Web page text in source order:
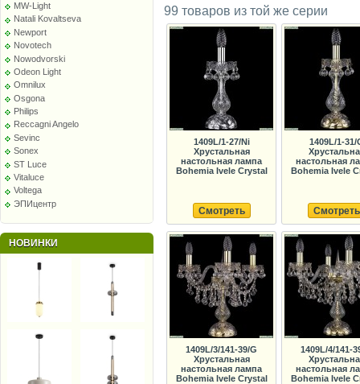
MW-Light
Natali Kovaltseva
Newport
Novotech
Nowodvorski
Odeon Light
Omnilux
Osgona
Philips
Reccagni Angelo
Sevinc
Sonex
ST Luce
Vitaluce
Voltega
ЭПИцентр
НОВИНКИ
99 товаров из той же серии
1409L/1-27/Ni
Хрустальная
настольная лампа
Bohemia Ivele Crystal
Смотреть
1409L/1-31/
настольная
Bohemia Ivele
Смотреть
1409L/3/141-39/G
Хрустальная
настольная лампа
Bohemia Ivele Crystal
1409L/4/141-
настольная
Bohemia Ivele